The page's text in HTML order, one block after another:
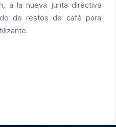
a la nueva junta directiva
de restos de café para